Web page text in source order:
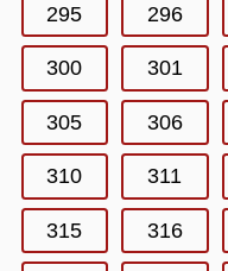
295 296
300 301
305 306
310 311
315 316